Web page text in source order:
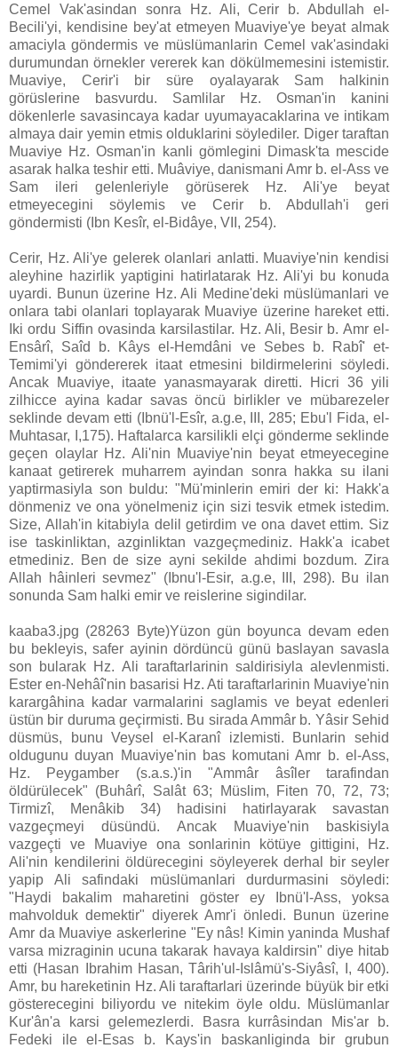
Cemel Vak'asindan sonra Hz. Ali, Cerir b. Abdullah el-
Becili'yi, kendisine bey'at etmeyen Muaviye'ye beyat almak
amaciyla göndermis ve müslümanlarin Cemel vak'asindaki
durumundan örnekler vererek kan dökülmemesini istemistir.
Muaviye, Cerir'i bir süre oyalayarak Sam halkinin
görüslerine basvurdu. Samlilar Hz. Osman'in kanini
dökenlerle savasincaya kadar uyumayacaklarina ve intikam
almaya dair yemin etmis olduklarini söylediler. Diger taraftan
Muaviye Hz. Osman'in kanli gömlegini Dimask'ta mescide
asarak halka teshir etti. Muâviye, danismani Amr b. el-Ass ve
Sam ileri gelenleriyle görüserek Hz. Ali'ye beyat
etmeyecegini söylemis ve Cerir b. Abdullah'i geri
göndermisti (Ibn Kesîr, el-Bidâye, VII, 254).
Cerir, Hz. Ali'ye gelerek olanlari anlatti. Muaviye'nin kendisi
aleyhine hazirlik yaptigini hatirlatarak Hz. Ali'yi bu konuda
uyardi. Bunun üzerine Hz. Ali Medine'deki müslümanlari ve
onlara tabi olanlari toplayarak Muaviye üzerine hareket etti.
Iki ordu Siffin ovasinda karsilastilar. Hz. Ali, Besir b. Amr el-
Ensârî, Saîd b. Kâys el-Hemdâni ve Sebes b. Rabî' et-
Temimi'yi göndererek itaat etmesini bildirmelerini söyledi.
Ancak Muaviye, itaate yanasmayarak diretti. Hicri 36 yili
zilhicce ayina kadar savas öncü birlikler ve mübarezeler
seklinde devam etti (Ibnü'l-Esîr, a.g.e, III, 285; Ebu'l Fida, el-
Muhtasar, I,175). Haftalarca karsilikli elçi gönderme seklinde
geçen olaylar Hz. Ali'nin Muaviye'nin beyat etmeyecegine
kanaat getirerek muharrem ayindan sonra hakka su ilani
yaptirmasiyla son buldu: "Mü'minlerin emiri der ki: Hakk'a
dönmeniz ve ona yönelmeniz için sizi tesvik etmek istedim.
Size, Allah'in kitabiyla delil getirdim ve ona davet ettim. Siz
ise taskinliktan, azginliktan vazgeçmediniz. Hakk'a icabet
etmediniz. Ben de size ayni sekilde ahdimi bozdum. Zira
Allah hâinleri sevmez" (Ibnu'l-Esir, a.g.e, III, 298). Bu ilan
sonunda Sam halki emir ve reislerine sigindilar.
kaaba3.jpg (28263 Byte)Yüzon gün boyunca devam eden
bu bekleyis, safer ayinin dördüncü günü baslayan savasla
son bularak Hz. Ali taraftarlarinin saldirisiyla alevlenmisti.
Ester en-Nehâî'nin basarisi Hz. Ati taraftarlarinin Muaviye'nin
karargâhina kadar varmalarini saglamis ve beyat edenleri
üstün bir duruma geçirmisti. Bu sirada Ammâr b. Yâsir Sehid
düsmüs, bunu Veysel el-Karanî izlemisti. Bunlarin sehid
oldugunu duyan Muaviye'nin bas komutani Amr b. el-Ass,
Hz. Peygamber (s.a.s.)'in "Ammâr âsîler tarafindan
öldürülecek" (Buhârî, Salât 63; Müslim, Fiten 70, 72, 73;
Tirmizî, Menâkib 34) hadisini hatirlayarak savastan
vazgeçmeyi düsündü. Ancak Muaviye'nin baskisiyla
vazgeçti ve Muaviye ona sonlarinin kötüye gittigini, Hz.
Ali'nin kendilerini öldürecegini söyleyerek derhal bir seyler
yapip Ali safindaki müslümanlari durdurmasini söyledi:
"Haydi bakalim maharetini göster ey Ibnü'l-Ass, yoksa
mahvolduk demektir" diyerek Amr'i önledi. Bunun üzerine
Amr da Muaviye askerlerine "Ey nâs! Kimin yaninda Mushaf
varsa mizraginin ucuna takarak havaya kaldirsin" diye hitab
etti (Hasan Ibrahim Hasan, Târih'ul-Islâmü's-Siyâsî, I, 400).
Amr, bu hareketinin Hz. Ali taraftarlari üzerinde büyük bir etki
gösterecegini biliyordu ve nitekim öyle oldu. Müslümanlar
Kur'ân'a karsi gelemezlerdi. Basra kurrâsindan Mis'ar b.
Fedeki ile el-Esas b. Kays'in baskanliginda bir grubun